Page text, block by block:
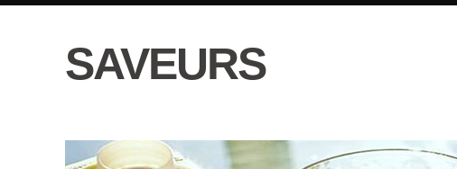
SAVEURS